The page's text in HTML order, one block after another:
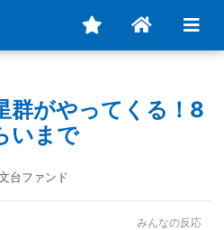
群がやってくる！8
いまで
台ファンド
みんなの反応